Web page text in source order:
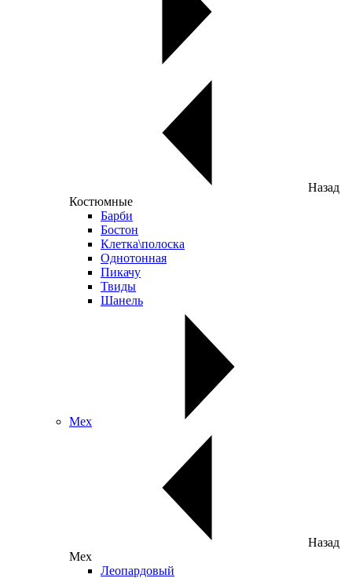
Назад
Костюмные
Барби
Бостон
Клетка\полоска
Однотонная
Пикачу
Твиды
Шанель
Мех
Назад
Мех
Леопардовый